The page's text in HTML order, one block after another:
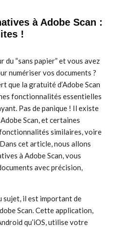
à Adobe Scan :
!
“sans papier” et vous avez
numériser vos documents ?
que la gratuité d’Adobe Scan
fonctionnalités essentielles
Pas de panique ! Il existe
Scan, et certaines
similaires, voire
cet article, nous allons
à Adobe Scan, vous
avec précision,
sujet, il est important de
Scan. Cette application,
qu’iOS, utilise votre